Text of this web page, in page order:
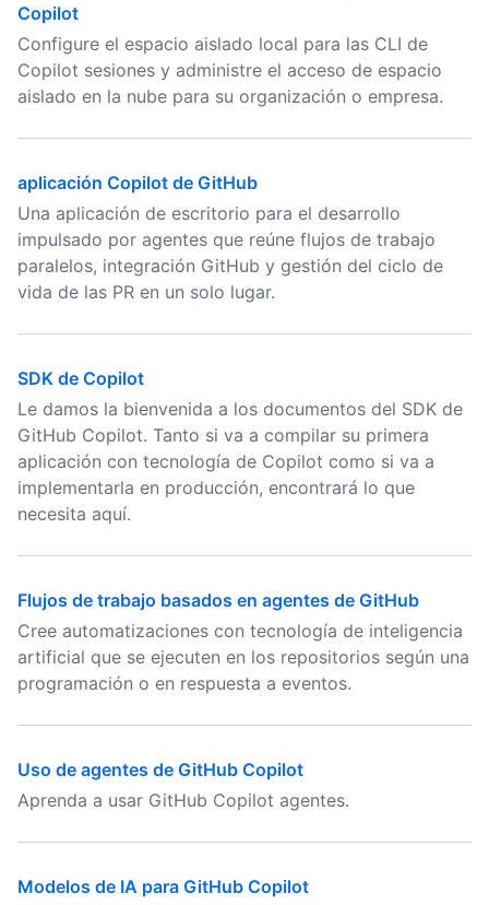
Copilot
Configure el espacio aislado local para las CLI de
Copilot sesiones y administre el acceso de espacio
aislado en la nube para su organización o empresa.
aplicación Copilot de GitHub
Una aplicación de escritorio para el desarrollo
impulsado por agentes que reúne flujos de trabajo
paralelos, integración GitHub y gestión del ciclo de
vida de las PR en un solo lugar.
SDK de Copilot
Le damos la bienvenida a los documentos del SDK de
GitHub Copilot. Tanto si va a compilar su primera
aplicación con tecnología de Copilot como si va a
implementarla en producción, encontrará lo que
necesita aquí.
Flujos de trabajo basados en agentes de GitHub
Cree automatizaciones con tecnología de inteligencia
artificial que se ejecuten en los repositorios según una
programación o en respuesta a eventos.
Uso de agentes de GitHub Copilot
Aprenda a usar GitHub Copilot agentes.
Modelos de IA para GitHub Copilot